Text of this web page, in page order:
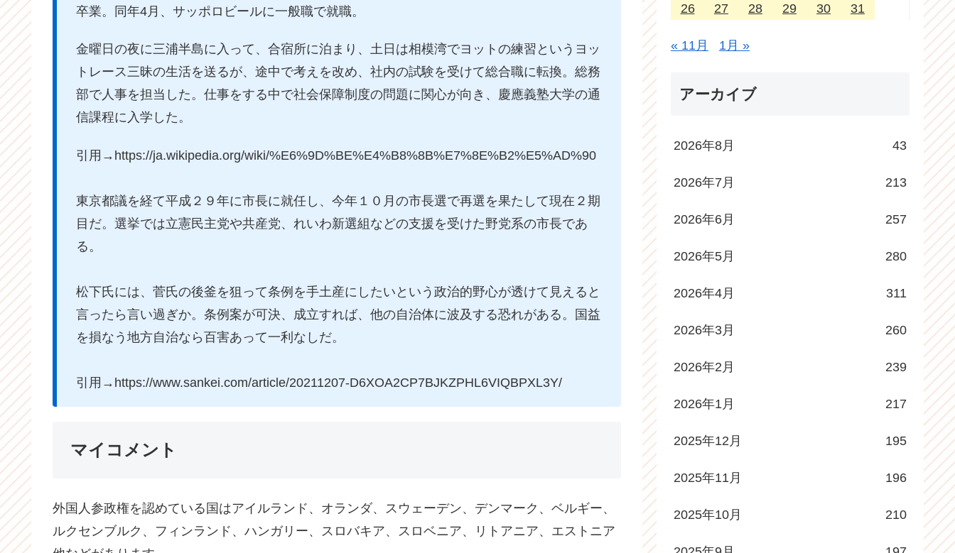
卒業。同年4月、サッポロビールに一般職で就職。
金曜日の夜に三浦半島に入って、合宿所に泊まり、土日は相模湾でヨットの練習というヨッ
トレース三昧の生活を送るが、途中で考えを改め、社内の試験を受けて総合職に転換。総務
部で人事を担当した。仕事をする中で社会保障制度の問題に関心が向き、慶應義塾大学の通
信課程に入学した。
引用→https://ja.wikipedia.org/wiki/%E6%9D%BE%E4%B8%8B%E7%8E%B2%E5%AD%90
東京都議を経て平成２９年に市長に就任し、今年１０月の市長選で再選を果たして現在２期
目だ。選挙では立憲民主党や共産党、れいわ新選組などの支援を受けた野党系の市長であ
る。
松下氏には、菅氏の後釜を狙って条例を手土産にしたいという政治的野心が透けて見えると
言ったら言い過ぎか。条例案が可決、成立すれば、他の自治体に波及する恐れがある。国益
を損なう地方自治なら百害あって一利なしだ。
引用→https://www.sankei.com/article/20211207-D6XOA2CP7BJKZPHL6VIQBPXL3Y/
マイコメント
外国人参政権を認めている国はアイルランド、オランダ、スウェーデン、デンマーク、ベルギー、
ルクセンブルク、フィンランド、ハンガリー、スロバキア、スロベニア、リトアニア、エストニア
26
27 28 29 30 31
« 11月 1月 »
アーカイブ
2026年8月 43
2026年7月 213
2026年6月 257
2026年5月 280
2026年4月 311
2026年3月 260
2026年2月 239
2026年1月 217
2025年12月 195
2025年11月 196
2025年10月 210